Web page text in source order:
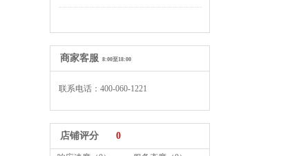
商家客服 8:00至18:00
联系电话：400-060-1221
店铺评分 0